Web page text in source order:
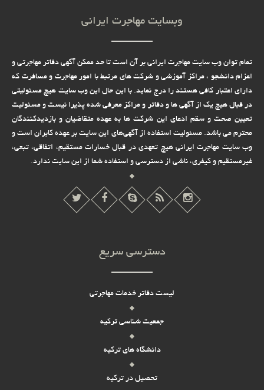
وبسایت مهاجرت ایرانی
تمام توان وب سایت مهاجرت ایرانی بر آن است تا حد ممکن آگهی دفاتر مهاجرتی و
اعزام دانشجو ، مراکز آموزشی و شرکت های مرتبط با امور مهاجرت و مسافرت که
دارای اعتبار کافی هستند را درج نماید. با این حال این وب سایت هیچ مسئولیتی
در قبال هیچ یک از آگهی ها و دفاتر و مراکز معرفی شده پذیرا نیست و مسئولیت
تعیین صحت و سقم ادعای این شرکت ها به عهده متقاضیان و بازدیدکنندگان
محترم می باشد. مسئولیت استفاده از آگهی‌های این سایت بر عهده کابران است و
وب سایت مهاجرت ایرانی هیچ تعهدى در قبال خسارات مستقیم، اتفاقى، تبعى،
غیرمستقیم و کیفرى، ناشى از دسترسى و استفاده شما از این سایت ندارد.
دسترسی سریع
لیست دفاتر خدمات مهاجرتی
جمعیت شناسی ترکیه
دانشگاه های ترکیه
تحصیل در ترکیه